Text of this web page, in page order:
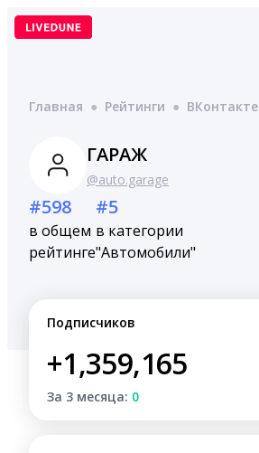
Перейти
Главная ● Рейтинги ● ВКонтакте
ГАРАЖ
@auto.garage
#598
в общем
рейтинге
#5
в категории
"Автомобили"
Подписчиков
+1,359,165
За 3 месяца: 0